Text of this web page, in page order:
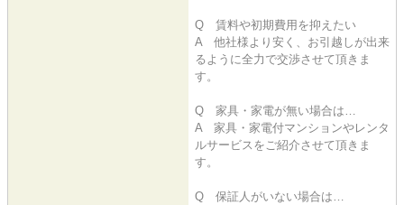
Q 賃料や初期費用を抑えたい
A 他社様より安く、お引越しが出来
るように全力で交渉させて頂きま
す。
Q 家具・家電が無い場合は…
A 家具・家電付マンションやレンタ
ルサービスをご紹介させて頂きま
す。
Q 保証人がいない場合は…